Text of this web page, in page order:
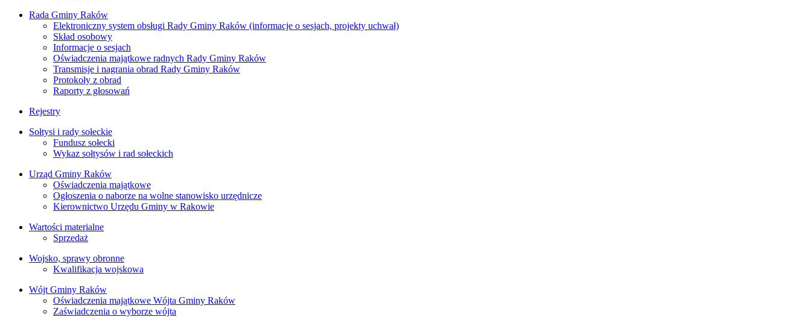
Rada Gminy Raków
Elektroniczny system obsługi Rady Gminy Raków (informacje o sesjach, projekty uchwał)
Skład osobowy
Informacje o sesjach
Oświadczenia majątkowe radnych Rady Gminy Raków
Transmisje i nagrania obrad Rady Gminy Raków
Protokoły z obrad
Raporty z głosowań
Rejestry
Sołtysi i rady sołeckie
Fundusz sołecki
Wykaz sołtysów i rad sołeckich
Urząd Gminy Raków
Oświadczenia majątkowe
Ogłoszenia o naborze na wolne stanowisko urzędnicze
Kierownictwo Urzędu Gminy w Rakowie
Wartości materialne
Sprzedaż
Wojsko, sprawy obronne
Kwalifikacja wojskowa
Wójt Gminy Raków
Oświadczenia majątkowe Wójta Gminy Raków
Zaświadczenia o wyborze wójta